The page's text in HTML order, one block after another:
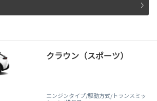
クラウン（スポーツ）
エンジンタイプ/駆動方式/トランスミッ